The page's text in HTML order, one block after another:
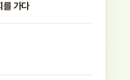
를 가다